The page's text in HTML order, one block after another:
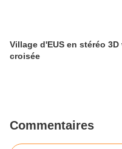
Village d'EUS en stéréo
croisée
Commentaires